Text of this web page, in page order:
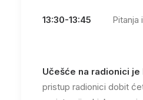
13:30-13:45 Pitanja
Učešće na radionici
pristup radionici dobit